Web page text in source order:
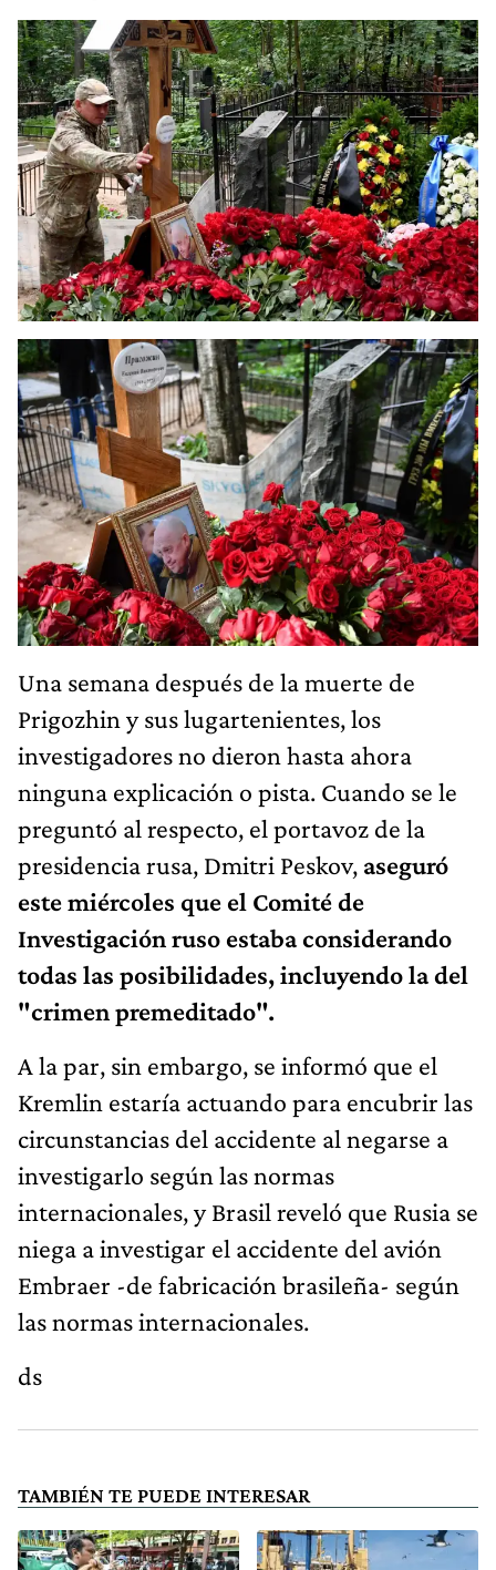
Una semana después de la muerte de
Prigozhin y sus lugartenientes, los
investigadores no dieron hasta ahora
ninguna explicación o pista. Cuando se le
preguntó al respecto, el portavoz de la
presidencia rusa, Dmitri Peskov, aseguró
este miércoles que el Comité de
Investigación ruso estaba considerando
todas las posibilidades, incluyendo la del
"crimen premeditado".
A la par, sin embargo, se informó que el
Kremlin estaría actuando para encubrir las
circunstancias del accidente al negarse a
investigarlo según las normas
internacionales, y Brasil reveló que Rusia se
niega a investigar el accidente del avión
Embraer -de fabricación brasileña- según
las normas internacionales.
ds
TAMBIÉN TE PUEDE INTERESAR